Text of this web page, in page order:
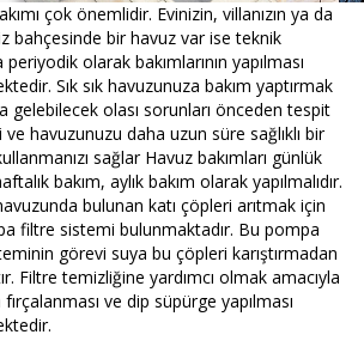
çok önemlidir. Evinizin, villanızın ya da
bahçesinde bir havuz var ise teknik
olarak bakımlarının yapılması
Sık sık havuzunuza bakım yaptırmak
gelebilecek olası sorunları önceden tespit
havuzunuzu daha uzun süre sağlıklı bir
sağlar Havuz bakımları günlük
bakım, aylık bakım olarak yapılmalıdır.
bulunan katı çöpleri arıtmak için
filtre sistemi bulunmaktadır. Bu pompa
görevi suya bu çöpleri karıştırmadan
Filtre temizliğine yardımcı olmak amacıyla
ve dip süpürge yapılması